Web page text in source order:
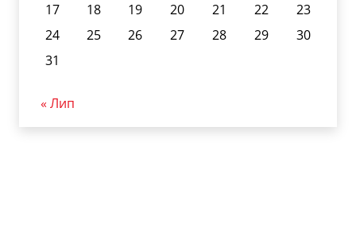
17
18 19 20 21 22
23
24
25 26 27 28 29
30
31
« Лип